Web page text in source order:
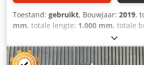
Toestand: gebruikt, Bouwjaar: 2019,
mm, totale lengte: 1.000 mm, totale
Kleur: Rood Gewicht: 1.750 kg -
Documentatie aanwezig: Ja - CE
CE certificaat aanwezig: Nee -